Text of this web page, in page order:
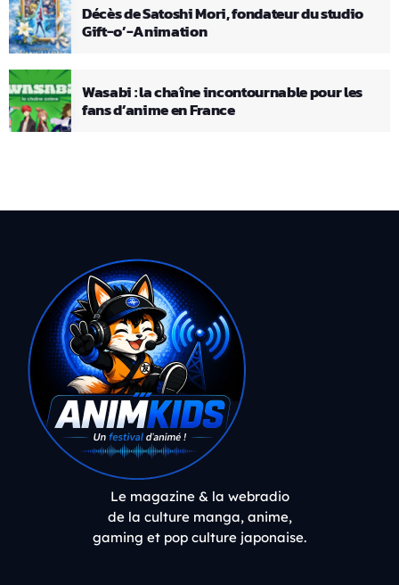
Décès de Satoshi Mori, fondateur du studio
Gift-o’-Animation
Wasabi : la chaîne incontournable pour les
fans d’anime en France
Le magazine & la webradio
de la culture manga, anime,
gaming et pop culture japonaise.